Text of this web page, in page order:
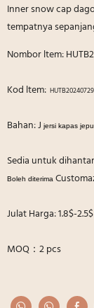
Inner snow cap
tempatnya
Nombor ltem:
Kod ltem:
Bahan: Jjersi kapas
Sedia untuk
Boleh diterima
Julat Harga: 1.8$-2.5$
MOQ：2 pcs